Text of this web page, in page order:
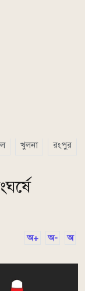
খুলনা রংপুর
অ+ অ- অ